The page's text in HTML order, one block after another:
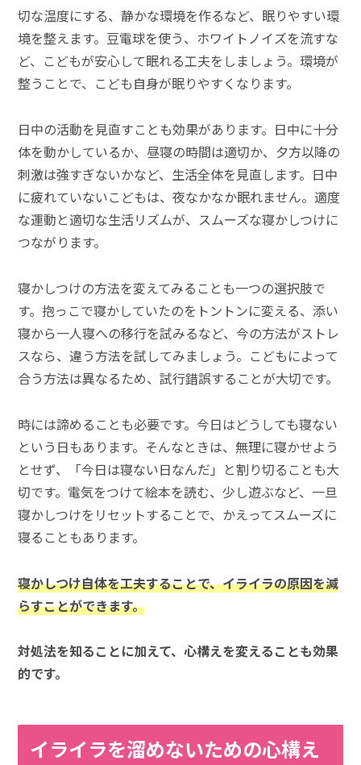
切な温度にする、静かな環境を作るなど、眠りやすい環
境を整えます。豆電球を使う、ホワイトノイズを流すな
ど、こどもが安心して眠れる工夫をしましょう。環境が
整うことで、こども自身が眠りやすくなります。
日中の活動を見直すことも効果があります。日中に十分
体を動かしているか、昼寝の時間は適切か、夕方以降の
刺激は強すぎないかなど、生活全体を見直します。日中
に疲れていないこどもは、夜なかなか眠れません。適度
な運動と適切な生活リズムが、スムーズな寝かしつけに
つながります。
寝かしつけの方法を変えてみることも一つの選択肢で
す。抱っこで寝かしていたのをトントンに変える、添い
寝から一人寝への移行を試みるなど、今の方法がストレ
スなら、違う方法を試してみましょう。こどもによって
合う方法は異なるため、試行錯誤することが大切です。
時には諦めることも必要です。今日はどうしても寝ない
という日もあります。そんなときは、無理に寝かせよう
とせず、「今日は寝ない日なんだ」と割り切ることも大
切です。電気をつけて絵本を読む、少し遊ぶなど、一旦
寝かしつけをリセットすることで、かえってスムーズに
寝ることもあります。
寝かしつけ自体を工夫することで、イライラの原因を減
らすことができます。
対処法を知ることに加えて、心構えを変えることも効果
的です。
イライラを溜めないための心構え